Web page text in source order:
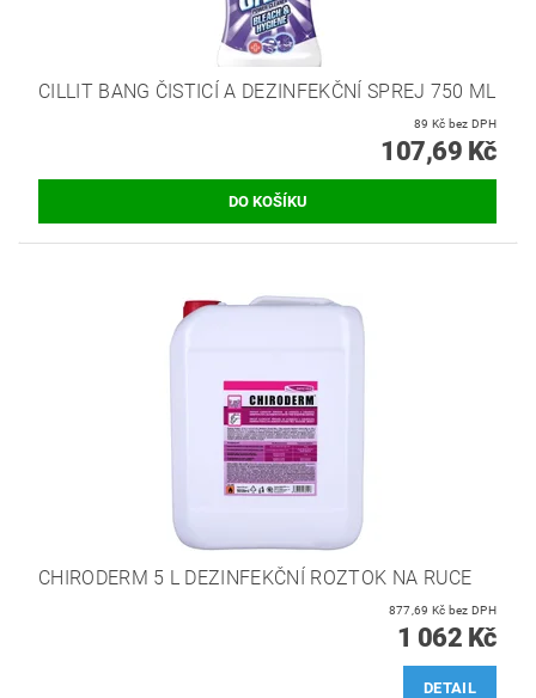
CILLIT BANG ČISTICÍ A DEZINFEKČNÍ SPREJ 750 ML
89 Kč bez DPH
107,69 Kč
CHIRODERM 5 L DEZINFEKČNÍ ROZTOK NA RUCE
877,69 Kč bez DPH
1 062 Kč
DETAIL